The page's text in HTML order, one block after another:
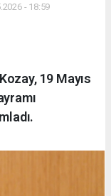
- 18:59
19 Mayıs